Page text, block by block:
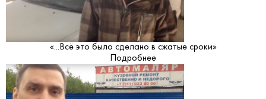
«...Всё это было сделано в сжатые сроки»
Подробнее